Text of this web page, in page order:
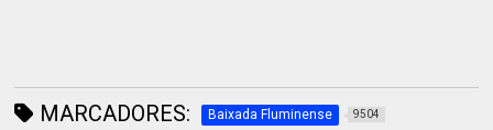
MARCADORES: Baixada Fluminense 9504